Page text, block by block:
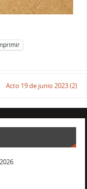
Acto 19 de junio 2023 (2)